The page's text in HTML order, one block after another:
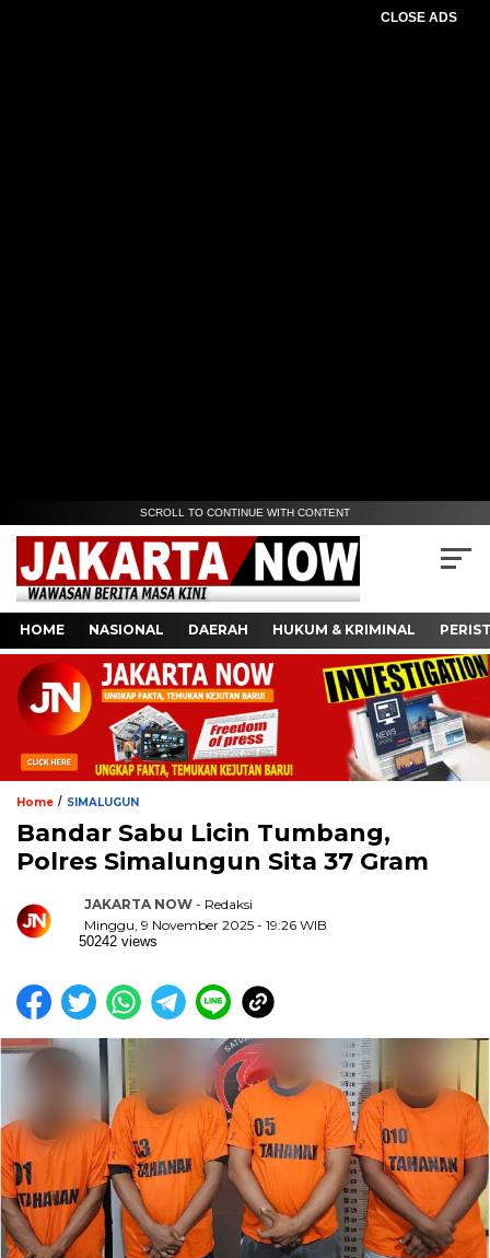
CLOSE ADS
SCROLL TO CONTINUE WITH CONTENT
HOME NASIONAL DAERAH HUKUM & KRIMINAL
Home / SIMALUGUN
Bandar Sabu Licin Tumbang,
Polres Simalungun Sita 37 Gram
JAKARTA NOW - Redaksi
Minggu, 9 November 2025 - 19:26 WIB
50242 views